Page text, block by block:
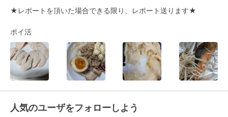
★レポートを頂いた場合できる限り、レポート送ります★
ポイ活
人気のユーザをフォローしよう